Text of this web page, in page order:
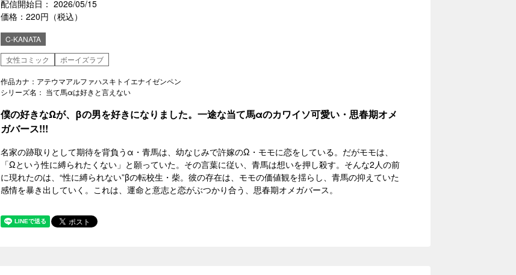
配信開始日： 2026/05/15
価格：220円（税込）
C-KANATA
女性コミック
ボーイズラブ
作品カナ：アテウマアルファハスキトイエナイゼンペン
シリーズ名： 当て馬αは好きと言えない
僕の好きなΩが、βの男を好きになりました。一途な当て馬αのカワイソ可愛い・思春期オメ
ガバース!!!
名家の跡取りとして期待を背負うα・青馬は、幼なじみで許嫁のΩ・モモに恋をしている。だがモモは、
「Ωという性に縛られたくない」と願っていた。その言葉に従い、青馬は想いを押し殺す。そんな2人の前
に現れたのは、“性に縛られない”βの転校生・柴。彼の存在は、モモの価値観を揺らし、青馬の抑えていた
感情を暴き出していく。これは、運命と意志と恋がぶつかり合う、思春期オメガバース。